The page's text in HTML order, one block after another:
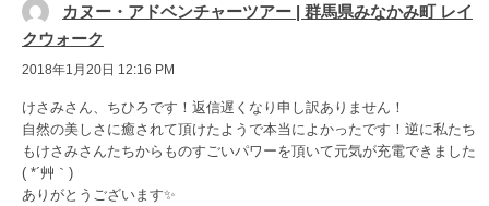
カヌー・アドベンチャーツアー | 群馬県みなかみ町 レイ
クウォーク
2018年1月20日 12:16 PM
けさみさん、ちひろです！返信遅くなり申し訳ありません！
自然の美しさに癒されて頂けたようで本当によかったです！逆に私たち
もけさみさんたちからものすごいパワーを頂いて元気が充電できました
( *´艸｀)
ありがとうございます✨